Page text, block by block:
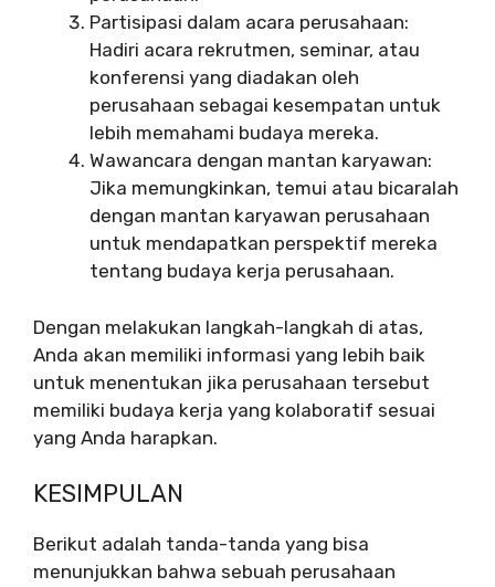
Partisipasi dalam acara perusahaan:
Hadiri acara rekrutmen, seminar, atau
konferensi yang diadakan oleh
perusahaan sebagai kesempatan untuk
lebih memahami budaya mereka.
Wawancara dengan mantan karyawan:
Jika memungkinkan, temui atau bicaralah
dengan mantan karyawan perusahaan
untuk mendapatkan perspektif mereka
tentang budaya kerja perusahaan.
Dengan melakukan langkah-langkah di atas,
Anda akan memiliki informasi yang lebih baik
untuk menentukan jika perusahaan tersebut
memiliki budaya kerja yang kolaboratif sesuai
yang Anda harapkan.
KESIMPULAN
Berikut adalah tanda-tanda yang bisa
menunjukkan bahwa sebuah perusahaan